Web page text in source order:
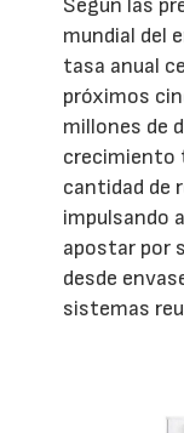
Según las
mundial del
tasa anual
próximos
millones de
crecimiento
cantidad de
impulsando
apostar por
desde
sistemas